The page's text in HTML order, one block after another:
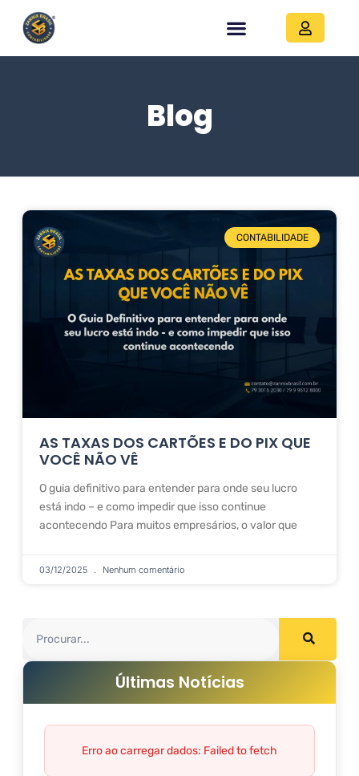
Blog
CONTABILIDADE
AS TAXAS DOS CARTÕES E DO PIX QUE
VOCÊ NÃO VÊ
O guia definitivo para entender para onde seu lucro
está indo – e como impedir que isso continue
acontecendo Para muitos empresários, o valor que
03/12/2025 Nenhum comentário
Últimas Notícias
Erro ao carregar dados: Failed to fetch